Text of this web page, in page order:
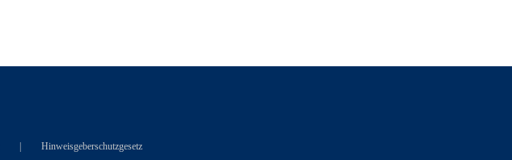
Hinweisgeberschutzgesetz